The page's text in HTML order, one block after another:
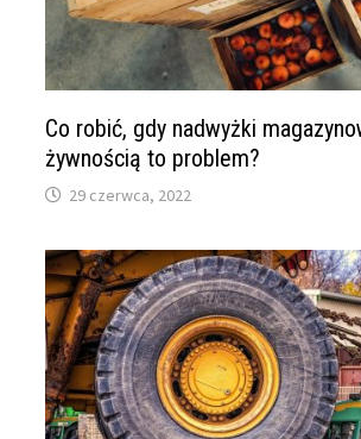
Co robić, gdy nadwyżki
żywnością to problem?
29 czerwca, 2022